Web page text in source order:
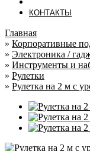
КОНТАКТЫ
Главная
» Корпоративные
» Электроника /
» Инструменты и
» Рулетки
» Рулетка на 2 м с